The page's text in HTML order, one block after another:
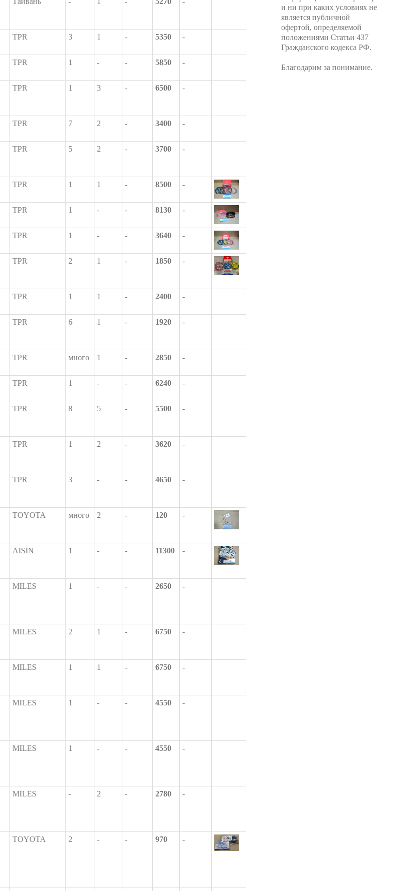
TPR 3 1 - 5350 -
TPR 1 - - 5850 -
TPR 1 3 - 6500 -
TPR 7 2 - 3400 -
TPR 5 2 - 3700 -
TPR 1 1 - 8500 -
TPR 1 - - 8130 -
TPR 1 - - 3640 -
TPR 2 1 - 1850 -
TPR 1 1 - 2400 -
TPR 6 1 - 1920 -
TPR много 1 - 2850 -
TPR 1 - - 6240 -
TPR 8 5 - 5500 -
TPR 1 2 - 3620 -
TPR 3 - - 4650 -
TOYOTA много 2 - 120 -
AISIN 1 - - 11300 -
MILES 1 - - 2650 -
MILES 2 1 - 6750 -
MILES 1 1 - 6750 -
MILES 1 - - 4550 -
MILES 1 - - 4550 -
MILES - 2 - 2780 -
TOYOTA 2 - - 970 -
и ни при каких условиях не
является публичной
офертой, определяемой
положениями Статьи 437
Гражданского кодекса РФ.
Благодарим за понимание.